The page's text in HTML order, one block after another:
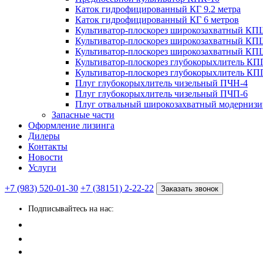
Каток гидрофицированный КГ 9.2 метра
Каток гидрофицированный КГ 6 метров
Культиватор-плоскорез широкозахватный
Культиватор-плоскорез широкозахватный
Культиватор-плоскорез широкозахватный
Культиватор-плоскорез глубокорыхлитель
Культиватор-плоскорез глубокорыхлитель
Плуг глубокорыхлитель чизельный ПЧН-4
Плуг глубокорыхлитель чизельный ПЧП-6
Плуг отвальный широкозахватный
Запасные части
Оформление лизинга
Дилеры
Контакты
Новости
Услуги
+7 (983) 520-01-30 +7 (38151) 2-22-22 Заказать звонок
Подписывайтесь на нас: